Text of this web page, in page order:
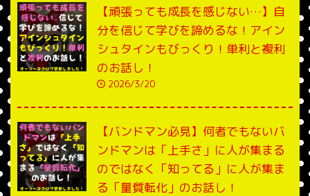
【頑張っても成長を感じない…】自
分を信じて学びを諦めるな！アイン
シュタインもびっくり！単利と複利
のお話し！
2026/3/20
【バンドマン必見】何者でもないバ
ンドマンは「上手さ」に人が集まる
のではなく「知ってる」に人が集ま
る「量質転化」のお話し！